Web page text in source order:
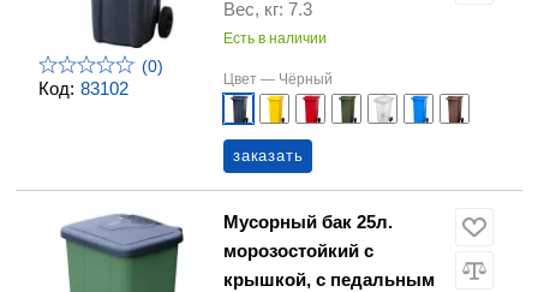
Код: 83102
(0)
Вес, кг: 7.3
Есть в наличии
Цвет — Чёрный
заказать
Мусорный бак 25л.
морозостойкий с
крышкой, с педальным